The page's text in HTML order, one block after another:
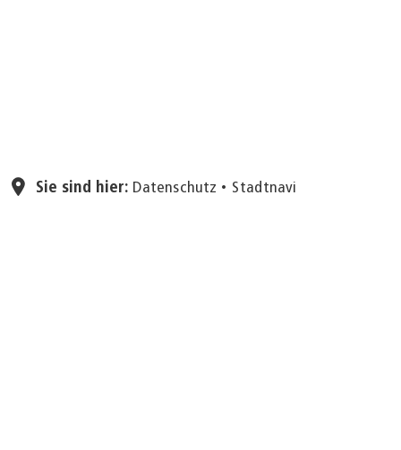
Sie sind hier: Datenschutz Stadtnavi